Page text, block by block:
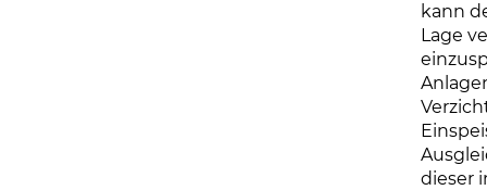
kann
Lage
dieser